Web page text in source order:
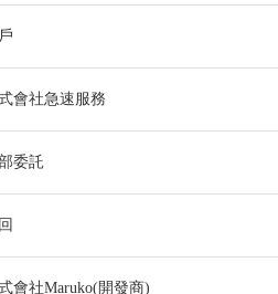
會社急速服務
委託
會社Maruko(開發商)